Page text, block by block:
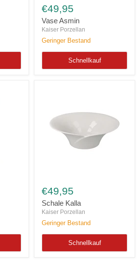
Asmin
€49,95
Vase Asmin
Kaiser Porzellan
Geringer Bestand
Schnellkauf
Kalla
€49,95
Schale Kalla
Kaiser Porzellan
Geringer Bestand
Schnellkauf